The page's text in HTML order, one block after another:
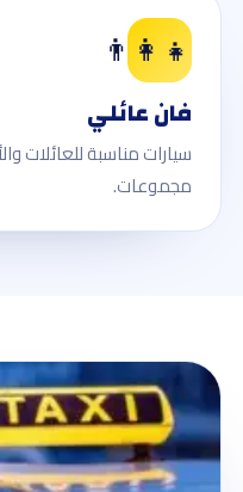
👨‍👩‍👧
فان عائلي
سيارات مناسبة للعائلات
مجموعات.